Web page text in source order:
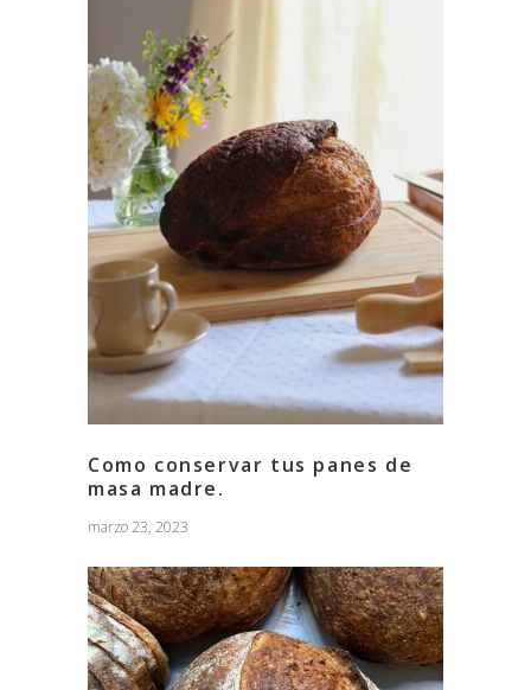
Como conservar tus panes de
masa madre.
marzo 23, 2023